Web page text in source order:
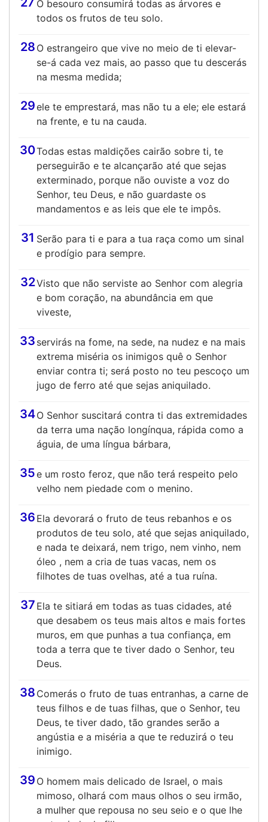
O besouro consumirá todas as árvores e
todos os frutos de teu solo.
28 O estrangeiro que vive no meio de ti elevar-
se-á cada vez mais, ao passo que tu descerás
na mesma medida;
29ele te emprestará, mas não tu a ele; ele estará
na frente, e tu na cauda.
30Todas estas maldições cairão sobre ti, te
perseguirão e te alcançarão até que sejas
exterminado, porque não ouviste a voz do
Senhor, teu Deus, e não guardaste os
mandamentos e as leis que ele te impôs.
31 Serão para ti e para a tua raça como um sinal
e prodígio para sempre.
32Visto que não serviste ao Senhor com alegria
e bom coração, na abundância em que
viveste,
33 servirás na fome, na sede, na nudez e na mais
extrema miséria os inimigos quê o Senhor
enviar contra ti; será posto no teu pescoço um
jugo de ferro até que sejas aniquilado.
34O Senhor suscitará contra ti das extremidades
da terra uma nação longínqua, rápida como a
águia, de uma língua bárbara,
35e um rosto feroz, que não terá respeito pelo
velho nem piedade com o menino.
36 Ela devorará o fruto de teus rebanhos e os
produtos de teu solo, até que sejas aniquilado,
e nada te deixará, nem trigo, nem vinho, nem
óleo , nem a cria de tuas vacas, nem os
filhotes de tuas ovelhas, até a tua ruína.
37 Ela te sitiará em todas as tuas cidades, até
que desabem os teus mais altos e mais fortes
muros, em que punhas a tua confiança, em
toda a terra que te tiver dado o Senhor, teu
Deus.
38 Comerás o fruto de tuas entranhas, a carne de
teus filhos e de tuas filhas, que o Senhor, teu
Deus, te tiver dado, tão grandes serão a
angústia e a miséria a que te reduzirá o teu
inimigo.
39 O homem mais delicado de Israel, o mais
mimoso, olhará com maus olhos o seu irmão,
a mulher que repousa no seu seio e o que lhe